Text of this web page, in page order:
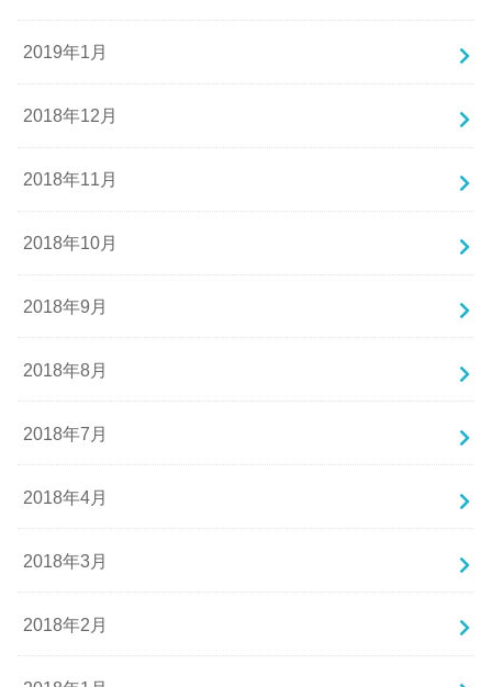
2019年1月
2018年12月
2018年11月
2018年10月
2018年9月
2018年8月
2018年7月
2018年4月
2018年3月
2018年2月